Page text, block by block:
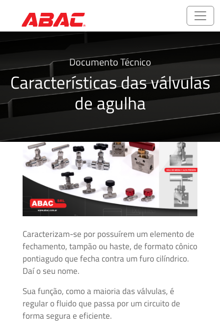
Folhetos
ABALOK/HPLOK
para
Tubos
Acessórios
Rosqueados
Rosca
Acessórios
Rosqueados
União
Cone-
Rosca
Documento Técnico
Características das válvulas
de agulha
Caracterizam-se por possuírem um elemento de
fechamento, tampão ou haste, de formato cônico
pontiagudo que fecha contra um furo cilíndrico.
Daí o seu nome.
Sua função, como a maioria das válvulas, é
regular o fluido que passa por um circuito de
forma segura e eficiente.